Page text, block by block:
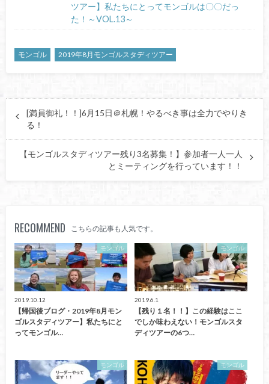
ツアー】私たちにとってモンゴルは〇〇だっ
た！～VOL.13～
モンゴル 2019年8月モンゴルスタディツアー
[満員御礼！！]6月15日＠札幌！やるべき事は全力でやりき
る！
【モンゴルスタディツアー残り3名募集！】参加者一人一人
とミーティングを行っています！！
RECOMMEND こちらの記事も人気です。
モンゴル
2019.10.12
【帰国後ブログ・2019年8月モン
ゴルスタディツアー】私たちにと
ってモンゴル…
モンゴル
2019.6.1
【残り１名！！】この経験はここ
でしか味わえない！モンゴルスタ
ディツアーの6つ…
モンゴル モンゴル